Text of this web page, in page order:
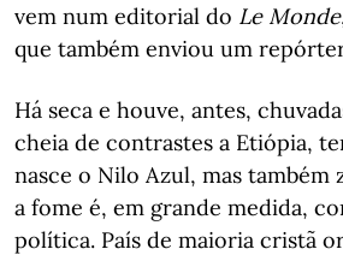
vem num editorial do Le Monde
que também enviou um
Há seca e houve, antes,
cheia de contrastes a Etiópia,
nasce o Nilo Azul, mas também
a fome é, em grande medida,
política. País de maioria cristã